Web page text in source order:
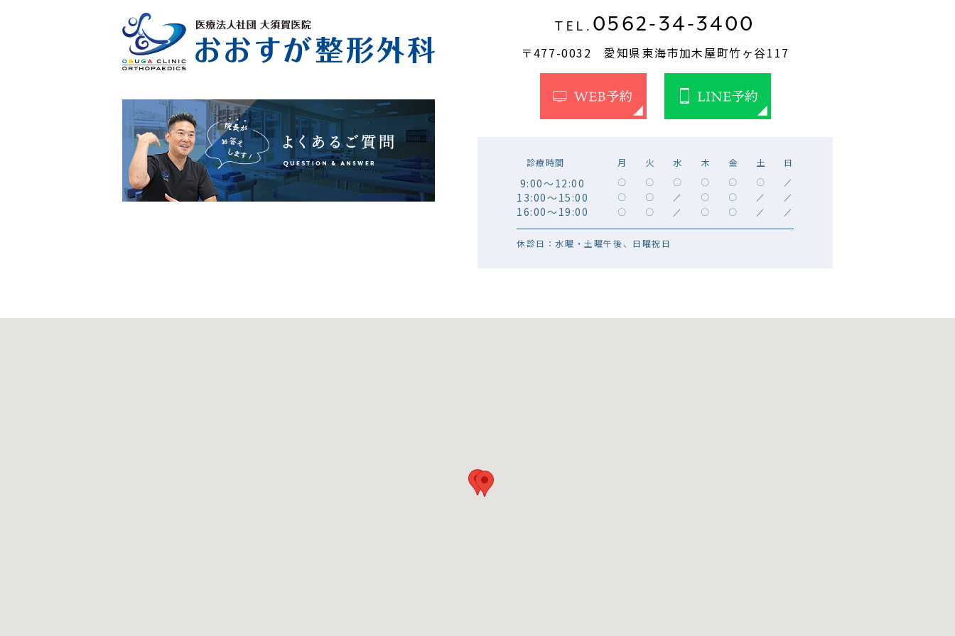
TEL. 0562-34-3400
〒477-0032 愛知県東海市加木屋町竹ヶ谷117
診療時間 月 火 水 木 金 土 日
9:00～12:00 〇 〇 〇 〇 〇 〇 ／
13:00～15:00 〇 〇 ／ 〇 〇 ／ ／
16:00～19:00 〇 〇 ／ 〇 〇 ／ ／
休診日：水曜・土曜午後、日曜祝日